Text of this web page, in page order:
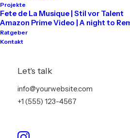
Projekte
Fete de La Musique | Stil vor Talent
Amazon Prime Video | A night to
Ratgeber
Kontakt
Let's talk
info@yourwebsite.com
+1 (555) 123-4567
Mieten
Tontechnik
Videotechnik